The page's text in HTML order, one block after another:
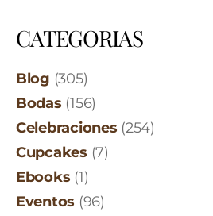
CATEGORIAS
Blog (305)
Bodas (156)
Celebraciones (254)
Cupcakes (7)
Ebooks (1)
Eventos (96)